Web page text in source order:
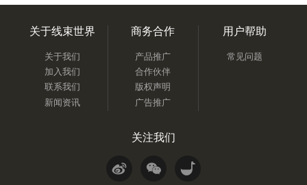
关于线束世界
关于我们
加入我们
联系我们
新闻资讯
商务合作
产品推广
合作伙伴
版权声明
广告推广
用户帮助
常见问题
关注我们